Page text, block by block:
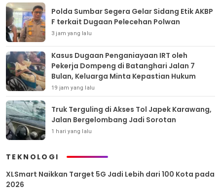
Polda Sumbar Segera Gelar Sidang Etik AKBP
F terkait Dugaan Pelecehan Polwan
3 jam yang lalu
Kasus Dugaan Penganiayaan IRT oleh
Pekerja Dompeng di Batanghari Jalan 7
Bulan, Keluarga Minta Kepastian Hukum
19 jam yang lalu
Truk Terguling di Akses Tol Japek Karawang,
Jalan Bergelombang Jadi Sorotan
1 hari yang lalu
TEKNOLOGI
XLSmart Naikkan Target 5G Jadi Lebih dari 100 Kota pada
2026